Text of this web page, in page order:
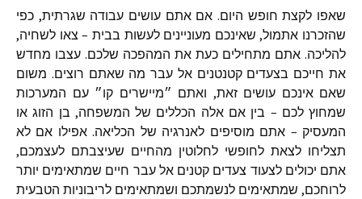
שאפו לקצת חופש היום. אם אתם עושים עבודה שגרתית, כפי
שהזכרנו אתמול, שאינכם מעוניינים לעשות בבית – צאו לשחיה,
להליכה. אתם מתחילים כעת את המהפכה שלכם. עצבו מחדש
את חייכם בצעדים קטנטנים אל עבר מה שאתם רוצים. משום
שאם אינכם עושים זאת, ואתם ״מיישרים קו״ עם המערכות
שמחוץ לכם – בין אם אלה הכללים של המשפחה, בן הזוג או
המעסיק – אתם מוסיפים לאנרגיה של הכליאה.אפילו אם לא
תצליחו לצאת לחופשי לחלוטין מהחיים שעיצבתם לעצמכם,
אתם יכולים לצעוד צעדים קטנים אל עבר חיים שמתאימים יותר
לרוחכם, שמתאימים לנשמתכם ושמתאימים לריבוניות הטבעית